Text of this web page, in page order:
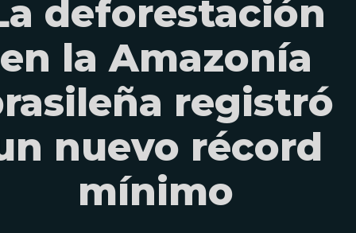
deforestación
en la Amazonía
registró
nuevo récord
mínimo